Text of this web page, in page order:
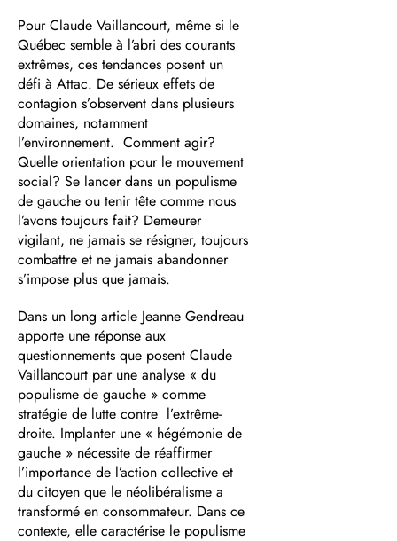
Pour Claude Vaillancourt, même si le
Québec semble à l’abri des courants
extrêmes, ces tendances posent un
défi à Attac. De sérieux effets de
contagion s’observent dans plusieurs
domaines, notamment
l’environnement. Comment agir?
Quelle orientation pour le mouvement
social? Se lancer dans un populisme
de gauche ou tenir tête comme nous
l’avons toujours fait? Demeurer
vigilant, ne jamais se résigner, toujours
combattre et ne jamais abandonner
s’impose plus que jamais.
Dans un long article Jeanne Gendreau
apporte une réponse aux
questionnements que posent Claude
Vaillancourt par une analyse « du
populisme de gauche » comme
stratégie de lutte contre l’extrême-
droite. Implanter une « hégémonie de
gauche » nécessite de réaffirmer
l’importance de l’action collective et
du citoyen que le néolibéralisme a
transformé en consommateur. Dans ce
contexte, elle caractérise le populisme